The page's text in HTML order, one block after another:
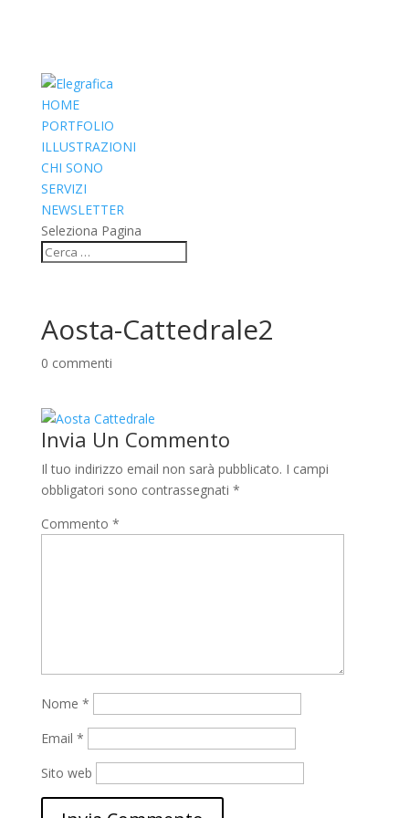
HOME
PORTFOLIO
ILLUSTRAZIONI
CHI SONO
SERVIZI
NEWSLETTER
Seleziona Pagina
Aosta-Cattedrale2
0 commenti
Invia Un Commento
Il tuo indirizzo email non sarà pubblicato. I campi
obbligatori sono contrassegnati *
Commento *
Nome *
Email *
Sito web